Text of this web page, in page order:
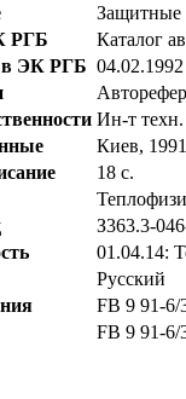
Защитные
РГБ
Каталог
в ЭК РГБ 04.02.1992
Ин-т
Киев, 1991
18 с.
З363.3-
01.04.14:
Русский
FB 9 91-6/
FB 9 91-6/